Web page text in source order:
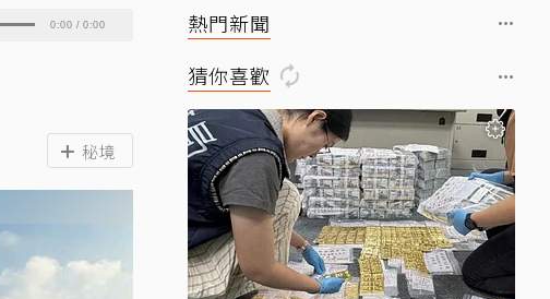
0:00 / 0:00
秘境
熱門新聞
猜你喜歡